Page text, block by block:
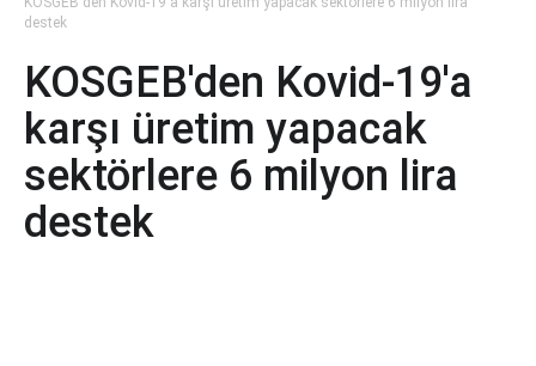
destek
KOSGEB'den Kovid-19'a
karşı üretim yapacak
sektörlere 6 milyon lira
destek